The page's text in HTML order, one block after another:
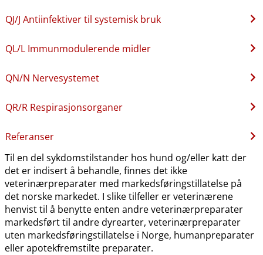
QJ​/​J Antiinfektiver til systemisk bruk
QL​/​L Immunmodulerende midler
QN​/​N Nervesystemet
QR​/​R Respirasjonsorganer
Referanser
Til en del sykdomstilstander hos hund og​/​eller katt der
det er indisert å behandle, finnes det ikke
veterinærpreparater med markedsføringstillatelse på
det norske markedet. I slike tilfeller er veterinærene
henvist til å benytte enten andre veterinærpreparater
markedsført til andre dyrearter, veterinærpreparater
uten markedsføringstillatelse i Norge, humanpreparater
eller apotekfremstilte preparater.